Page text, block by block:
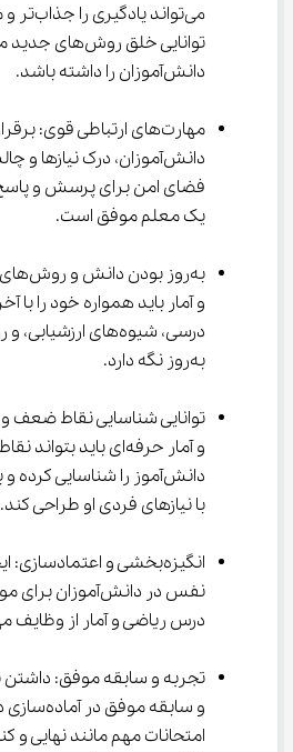
می‌تواند
توانایی خلق
دانش‌آموزان را داشته باشد.
مهارت‌های ارتباطی قوی:
یک معلم موفق است.
به‌روز بودن دانش و روش‌های تدریس:
و آمار باید همواره خود را با
به‌روز نگه دارد.
توانایی شناسایی نقاط
و آمار حرفه‌ای باید
دانش‌آموز را شناسایی
با نیازهای فردی او طراحی کند.
انگیزه‌بخشی و اعتمادسازی:
درس ریاضی و آمار از
تجربه و سابقه موفق: